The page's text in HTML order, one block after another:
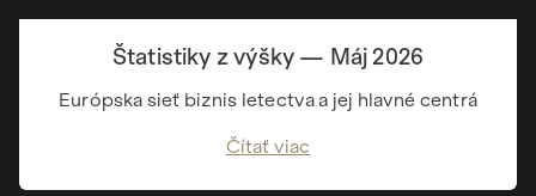
Štatistiky z výšky — Máj 2026
Európska sieť biznis letectva a jej hlavné centrá
Čítať viac